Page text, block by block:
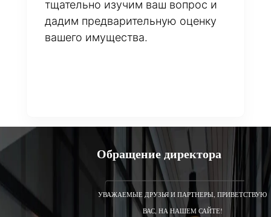
тщательно изучим ваш вопрос и
дадим предварительную оценку
вашего имущества.
Обращение директора
УВАЖАЕМЫЕ ДРУЗЬЯ И ПАРТНЕРЫ, ПРИВЕТСТВУЮ
ВАС, НА НАШЕМ САЙТЕ!